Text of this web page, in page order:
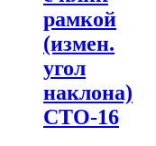
рамкой
(измен.
угол
наклона)
СТО-16